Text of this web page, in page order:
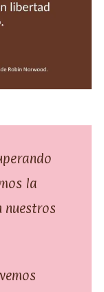
la
nuestros